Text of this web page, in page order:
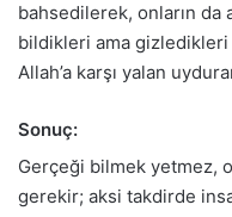
bahsedilerek, onların da
bildikleri ama gizledikleri
Allah’a karşı yalan
Sonuç:
Gerçeği bilmek yetmez,
gerekir; aksi takdirde